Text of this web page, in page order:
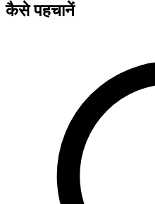
कैसे पहचानें